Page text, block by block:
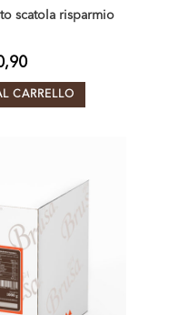
scatola risparmio
CARRELLO